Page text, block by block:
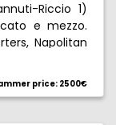
Riccio 1)
e mezzo.
Napolitan
price: 2500€